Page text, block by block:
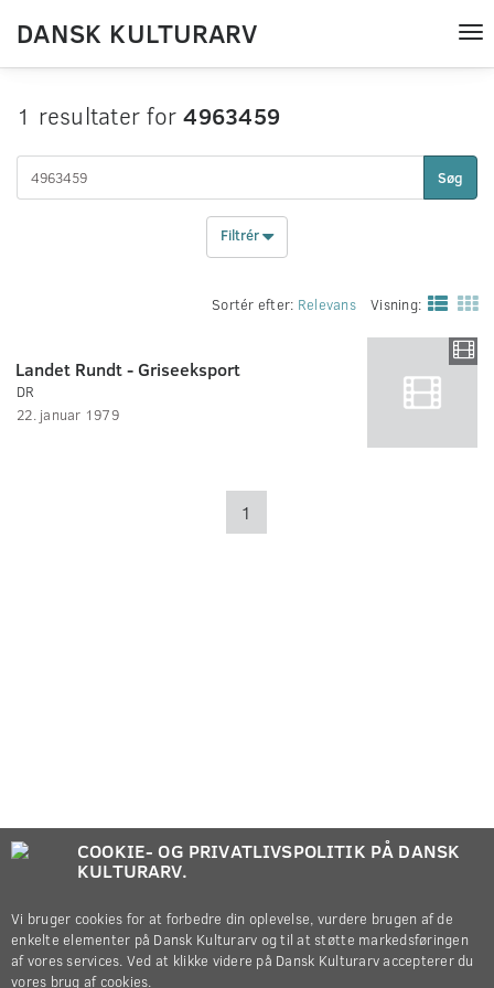
DANSK KULTURARV
1 resultater for4963459
Søg
Filtrér
Sortér efter: Relevans Visning:
Landet Rundt - Griseeksport
DR
22. januar 1979
1
COOKIE- OG PRIVATLIVSPOLITIK PÅ DANSK
KULTURARV.
Vi bruger cookies for at forbedre din oplevelse, vurdere brugen af de
enkelte elementer på Dansk Kulturarv og til at støtte markedsføringen
af vores services. Ved at klikke videre på Dansk Kulturarv accepterer du
vores brug af cookies.